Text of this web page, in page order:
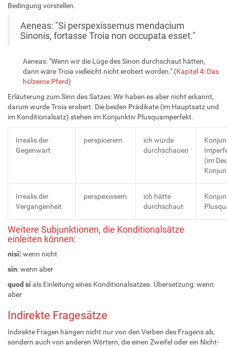
Bedingung vorstellen.
Aeneas: "Si perspexissemus mendacium
Sinonis, fortasse Troia non occupata esset."
Aeneas: "Wenn wir die Lüge des Sinon durchschaut hätten,
dann wäre Troia vielleicht nicht erobert worden." (Kapitel 4: Das
hölzerne Pferd)
Erläuterung zum Sinn des Satzes: Wir haben es aber nicht erkannt,
darum wurde Troia erobert. Die beiden Prädikate (im Hauptsatz und
im Konditionalsatz) stehen im Konjunktiv Plusquamperfekt.
Irrealis der
Gegenwart
perspicerem
ich würde
durchschauen
(im
Irrealis der
Vergangenheit
perspexissem
ich hätte
durchschaut
Weitere Subjunktionen, die Konditionalsätze
einleiten können:
nisī: wenn nicht
sīn: wenn aber
quod sīals Einleitung eines Konditionalsatzes. Übersetzung: wenn
aber
Indirekte Fragesätze
Indirekte Fragen hängen nicht nur von den Verben des Fragens ab,
sondern auch von anderen Wörtern, die einen Zweifel oder ein Nicht-